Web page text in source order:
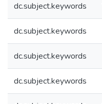
dc.subject.keywords
dc.subject.keywords
dc.subject.keywords
dc.subject.keywords